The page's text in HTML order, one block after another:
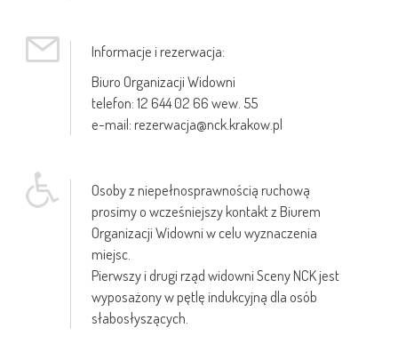
Informacje i rezerwacja:
Biuro Organizacji Widowni
telefon: 12 644 02 66 wew. 55
e-mail: rezerwacja@nck.krakow.pl
Osoby z niepełnosprawnością ruchową
prosimy o wcześniejszy kontakt z Biurem
Organizacji Widowni w celu wyznaczenia
miejsc.
Pierwszy i drugi rząd widowni Sceny NCK jest
wyposażony w pętlę indukcyjną dla osób
słabosłyszących.